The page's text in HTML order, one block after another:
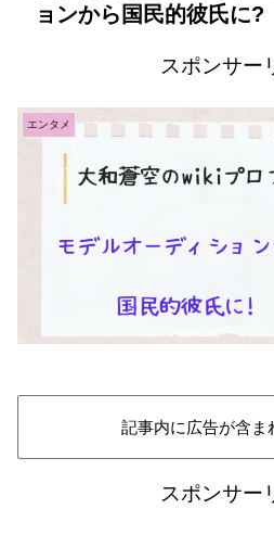
ョンから国民的彼氏に?
スポンサー
エンタメ
記事内に広告が含ま
スポンサー